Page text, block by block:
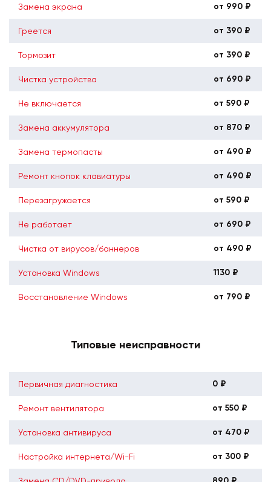
Замена экрана от 990 ₽
Греется от 390 ₽
Тормозит от 390 ₽
Чистка устройства от 690 ₽
Не включается от 590 ₽
Замена аккумулятора от 870 ₽
Замена термопасты от 490 ₽
Ремонт кнопок клавиатуры от 490 ₽
Перезагружается от 590 ₽
Не работает от 690 ₽
Чистка от вирусов/баннеров от 490 ₽
Установка Windows 1130 ₽
Восстановление Windows от 790 ₽
Типовые неисправности
Первичная диагностика 0 ₽
Ремонт вентилятора от 550 ₽
Установка антивируса от 470 ₽
Настройка интернета/Wi-Fi от 300 ₽